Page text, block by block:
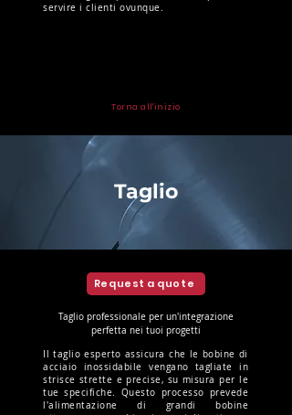
servire i clienti ovunque.
Torna all'inizio
Taglio
Request a quote
Taglio professionale per un'integrazione
perfetta nei tuoi progetti
Il taglio esperto assicura che le bobine di
acciaio inossidabile vengano tagliate in
strisce strette e precise, su misura per le
tue specifiche. Questo processo prevede
l'alimentazione di grandi bobine